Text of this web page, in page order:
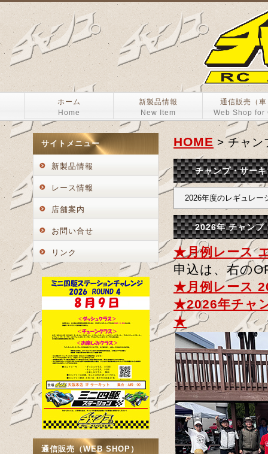
ホーム
Home
新製品情報
New Item
通信販売（車
Web Shop for
HOME> チャン
チャンプ・サー
2026年度のレギュレー
2026年 チャンプ
★月例レース
申込は、右の
★月例レース
★2026年チャ
★
サイトメニュー
新製品情報
レース情報
店舗案内
お問い合せ
リンク
通信販売（WEB SHOP）